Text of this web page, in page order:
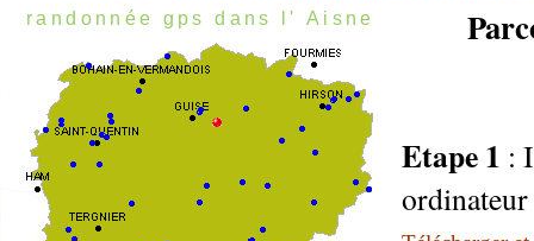
randonnée gps dans l' Aisne
Etape 1 :
ordinateur